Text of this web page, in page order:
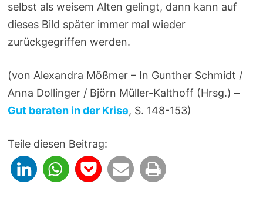
selbst als weisem Alten gelingt, dann kann auf
dieses Bild später immer mal wieder
zurückgegriffen werden.
(von Alexandra Mößmer – In Gunther Schmidt /
Anna Dollinger / Björn Müller-Kalthoff (Hrsg.) –
Gut beraten in der Krise, S. 148-153)
Teile diesen Beitrag: